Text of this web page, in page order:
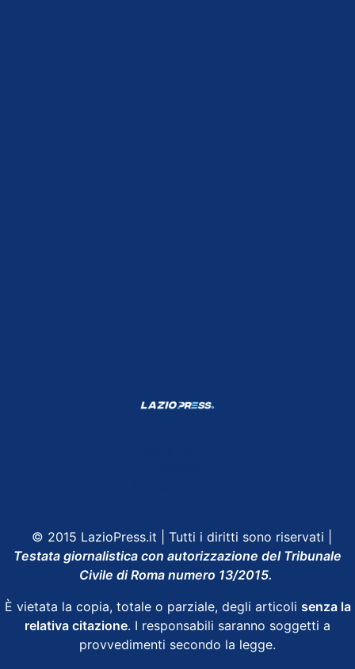
© 2015 LazioPress.it | Tutti i diritti sono riservati |
Testata giornalistica con autorizzazione del Tribunale
Civile di Roma numero 13/2015.
È vietata la copia, totale o parziale, degli articoli senza la
relativa citazione. I responsabili saranno soggetti a
provvedimenti secondo la legge.